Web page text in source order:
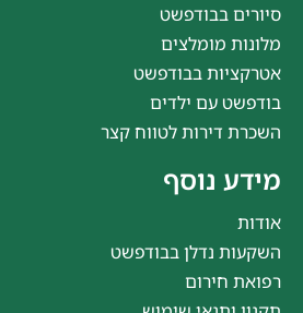
סיורים בבודפשט
מלונות מומלצים
אטרקציות בבודפשט
בודפשט עם ילדים
השכרת דירות לטווח קצר
מידע נוסף
אודות
השקעות נדלן בבודפשט
רפואת חירום